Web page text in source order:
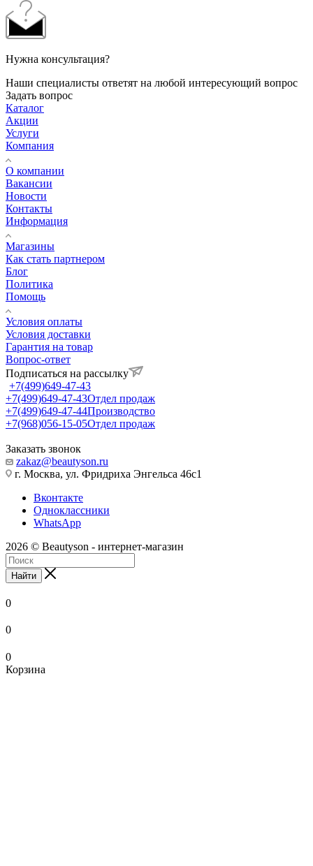
Нужна консультация?
Наши специалисты ответят на любой интересующий вопрос
Задать вопрос
Каталог
Акции
Услуги
Компания
О компании
Вакансии
Новости
Контакты
Информация
Магазины
Как стать партнером
Блог
Политика
Помощь
Условия оплаты
Условия доставки
Гарантия на товар
Вопрос-ответ
Подписаться на рассылку
+7(499)649-47-43
+7(499)649-47-43Отдел продаж
+7(499)649-47-44Производство
+7(968)056-15-05Отдел продаж
Заказать звонок
zakaz@beautyson.ru
г. Москва, ул. Фридриха Энгельса 46с1
Вконтакте
Одноклассники
WhatsApp
2026 © Beautyson - интернет-магазин
Найти
0
0
0
Корзина